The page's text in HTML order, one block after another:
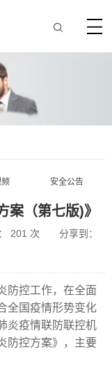
安全公告
案（第七版)》
201 次 分享到：
防控工作，在全面
全国疫情形势变化
炎疫情联防联控机
防控方案》，主要